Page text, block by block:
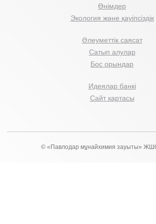
Өнімдер
Экология және қауіпсіздік
Әлеуметтік саясат
Сатып алулар
Бос орындар
Идеялар банкі
Сайт картасы
© «Павлодар мұнайхимия зауыты»